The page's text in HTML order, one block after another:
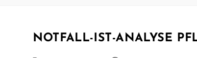
NOTFALL-IST-ANALYSE